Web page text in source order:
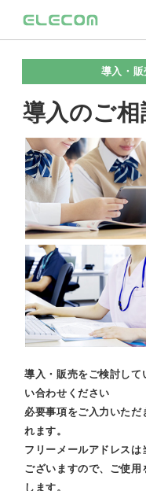
導入・
導入のご
導入・販売をご検討して
い合わせください
必要事項をご入力いただ
れます。
フリーメールアドレス
ございますので、ご使
します。